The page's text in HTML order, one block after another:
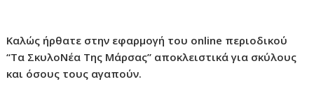
Καλώς ήρθατε στην εφαρμογή του online περιοδικού
“Τα ΣκυλοΝέα Της Μάρσας” αποκλειστικά για σκύλους
και όσους τους αγαπούν.